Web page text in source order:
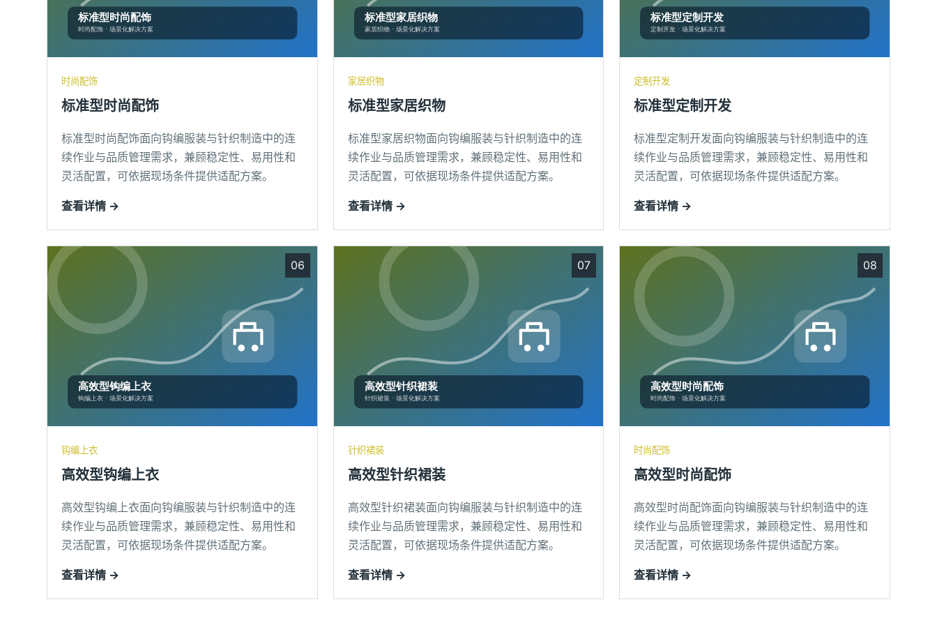
时尚配饰
标准型时尚配饰
标准型时尚配饰面向钩编服装与针织制造中的连
续作业与品质管理需求，兼顾稳定性、易用性和
灵活配置，可依据现场条件提供适配方案。
查看详情 →
家居织物
标准型家居织物
标准型家居织物面向钩编服装与针织制造中的连
续作业与品质管理需求，兼顾稳定性、易用性和
灵活配置，可依据现场条件提供适配方案。
查看详情 →
定制开发
标准型定制开发
标准型定制开发面向钩编服装与针织制造中的连
续作业与品质管理需求，兼顾稳定性、易用性和
灵活配置，可依据现场条件提供适配方案。
查看详情 →
06
钩编上衣
高效型钩编上衣
高效型钩编上衣面向钩编服装与针织制造中的连
续作业与品质管理需求，兼顾稳定性、易用性和
灵活配置，可依据现场条件提供适配方案。
查看详情 →
07
针织裙装
高效型针织裙装
高效型针织裙装面向钩编服装与针织制造中的连
续作业与品质管理需求，兼顾稳定性、易用性和
灵活配置，可依据现场条件提供适配方案。
查看详情 →
08
时尚配饰
高效型时尚配饰
高效型时尚配饰面向钩编服装与针织制造中的连
续作业与品质管理需求，兼顾稳定性、易用性和
灵活配置，可依据现场条件提供适配方案。
查看详情 →